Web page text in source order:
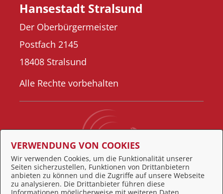
Behördennummer 115
Hansestadt Stralsund
Der Oberbürgermeister
Postfach 2145
18408 Stralsund
Alle Rechte vorbehalten
VERWENDUNG VON COOKIES
Wir verwenden Cookies, um die Funktionalität unserer
Seiten sicherzustellen, Funktionen von Drittanbietern
anbieten zu können und die Zugriffe auf unsere Webseite
zu analysieren. Die Drittanbieter führen diese